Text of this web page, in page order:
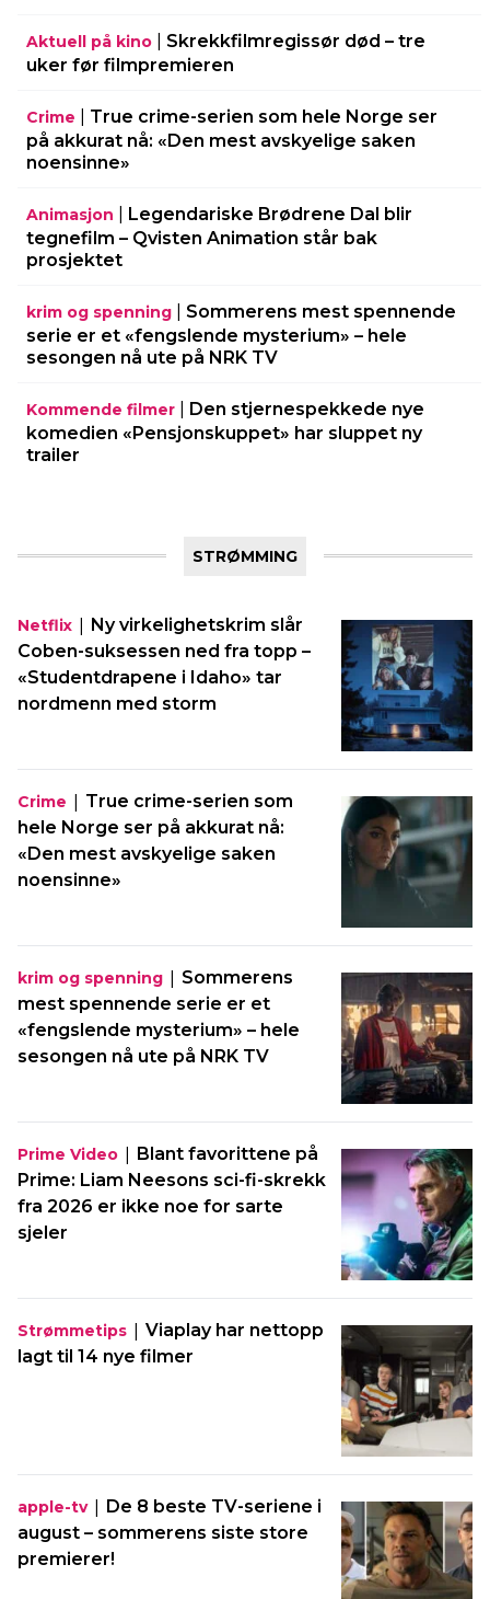
Aktuell på kino
Skrekkfilmregissør død – tre
uker før filmpremieren
Crime
True crime-serien som hele Norge ser
på akkurat nå: «Den mest avskyelige saken
noensinne»
Animasjon
Legendariske Brødrene Dal blir
tegnefilm – Qvisten Animation står bak
prosjektet
krim og spenning
Sommerens mest spennende
serie er et «fengslende mysterium» – hele
sesongen nå ute på NRK TV
Kommende filmer
Den stjernespekkede nye
komedien «Pensjonskuppet» har sluppet ny
trailer
STRØMMING
Netflix | Ny virkelighetskrim slår
Coben-suksessen ned fra topp –
«Studentdrapene i Idaho» tar
nordmenn med storm
Crime | True crime-serien som
hele Norge ser på akkurat nå:
«Den mest avskyelige saken
noensinne»
krim og spenning | Sommerens
mest spennende serie er et
«fengslende mysterium» – hele
sesongen nå ute på NRK TV
Prime Video | Blant favorittene på
Prime: Liam Neesons sci-fi-skrekk
fra 2026 er ikke noe for sarte
sjeler
Strømmetips | Viaplay har nettopp
lagt til 14 nye filmer
apple-tv| De 8 beste TV-seriene i
august – sommerens siste store
premierer!